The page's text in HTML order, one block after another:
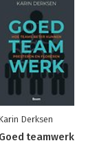
Derksen
Goed teamwerk